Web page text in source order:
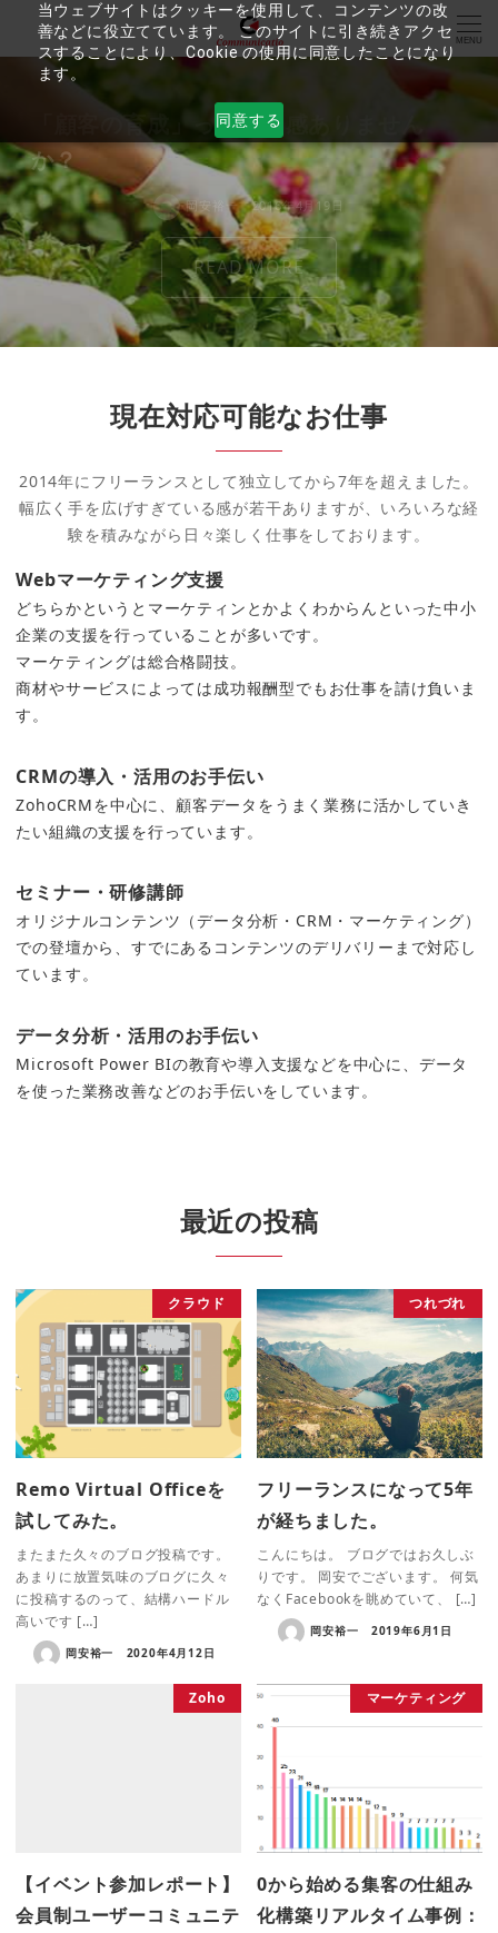
当ウェブサイトはクッキーを使用して、コンテンツの改
善などに役立てています。 このサイトに引き続きアクセ
スすることにより、Cookie の使用に同意したことになり
ます。
同意する
MENU
「顧客の育成」って違和感ありません
か？
岡安裕一 2016年4月19日
READ MORE
現在対応可能なお仕事
2014年にフリーランスとして独立してから7年を超えました。
幅広く手を広げすぎている感が若干ありますが、いろいろな経
験を積みながら日々楽しく仕事をしております。
Webマーケティング支援
どちらかというとマーケティンとかよくわからんといった中小
企業の支援を行っていることが多いです。
マーケティングは総合格闘技。
商材やサービスによっては成功報酬型でもお仕事を請け負いま
す。
CRMの導入・活用のお手伝い
ZohoCRMを中心に、顧客データをうまく業務に活かしていき
たい組織の支援を行っています。
セミナー・研修講師
オリジナルコンテンツ（データ分析・CRM・マーケティング）
での登壇から、すでにあるコンテンツのデリバリーまで対応し
ています。
データ分析・活用のお手伝い
Microsoft Power BIの教育や導入支援などを中心に、データ
を使った業務改善などのお手伝いをしています。
最近の投稿
クラウド
Remo Virtual Officeを
試してみた。
またまた久々のブログ投稿です。
あまりに放置気味のブログに久々
に投稿するのって、結構ハードル
高いです […]
岡安裕一 2020年4月12日
つれづれ
フリーランスになって5年
が経ちました。
こんにちは。 ブログではお久しぶ
りです。 岡安でございます。 何気
なくFacebookを眺めていて、 […]
岡安裕一 2019年6月1日
Zoho
【イベント参加レポート】
会員制ユーザーコミュニテ
マーケティング
0から始める集客の仕組み
化構築リアルタイム事例：